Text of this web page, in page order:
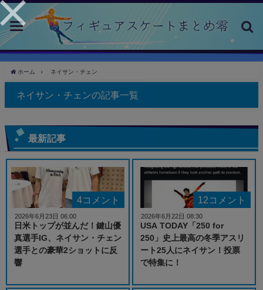
toggle
navigation
ホーム ネイサン・チェン
ネイサン・チェンの記事一覧
最新記事
4コメント
日米トップが並んだ！鍵山優
真選手IG、ネイサン・チェン
選手との豪華2ショットに反
響
2026年6月23日 06:00
12コメント
USA TODAY「250 for
250」史上最高の冬季アスリ
ート25人にネイサン！投票
で特集に！
2026年6月22日 08:30